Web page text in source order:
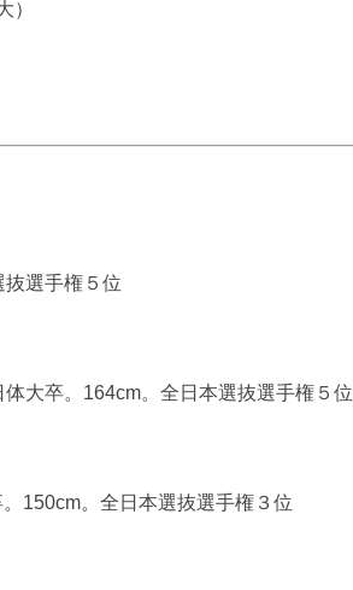
）
選手権５位
大卒。164cm。全日本選抜選手権５位
150cm。全日本選抜選手権３位